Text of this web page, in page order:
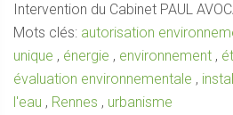
Intervention du Cabinet PAUL
Mots clés: autorisation
unique , énergie , environnement ,
évaluation environnementale ,
l'eau , Rennes , urbanisme